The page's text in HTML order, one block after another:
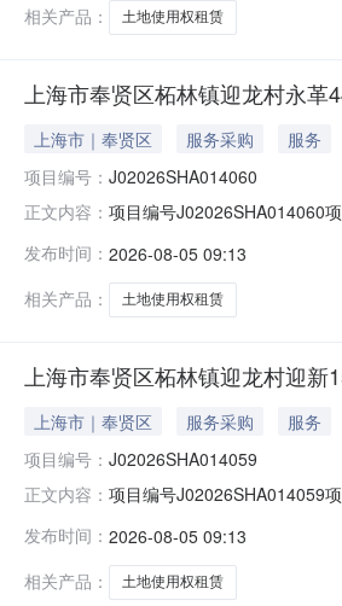
相关产品：
土地使用权租赁
上海市奉贤区柘林镇迎龙村永
上海市｜奉贤区 服务采购 服务
项目编号： J02026SHA014060
正文内容： 项目编号J02026SHA014060
映。联系电话（赵老师021-
发布时间： 2026-08-05 09:13
相关产品：
土地使用权租赁
上海市奉贤区柘林镇迎龙村迎
上海市｜奉贤区 服务采购
服务
项目编号： J02026SHA014059
正文内容： 项目编号J02026SHA014059
021-62657272-124）；联系
发布时间： 2026-08-05 09:13
相关产品：
土地使用权租赁